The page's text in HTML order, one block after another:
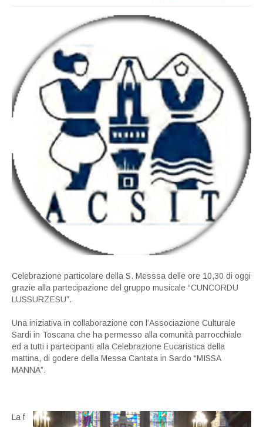
Celebrazione particolare della S. Messsa delle ore 10,30 di oggi
grazie alla partecipazione del gruppo musicale “CUNCORDU
LUSSURZESU”.
Una iniziativa in collaborazione con l’Associazione Culturale
Sardi in Toscana che ha permesso alla comunità parrocchiale
ed a tutti i partecipanti alla Celebrazione Eucaristica della
mattina, di godere della Messa Cantata in Sardo “MISSA
MANNA”.
Laf